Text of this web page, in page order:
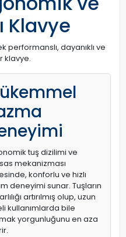
Klavye
performanslı, dayanıklı ve
klavye.
tuş dizilimi ve
mekanizması
konforlu ve hızlı
deneyimi sunar. Tuşların
artırılmış olup, uzun
kullanımlarda bile
yorgunluğunu en aza